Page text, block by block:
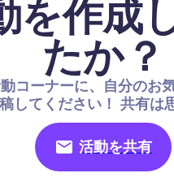
を作成
たか？
コーナーに、自分のお
してください！ 共有は
活動を共有